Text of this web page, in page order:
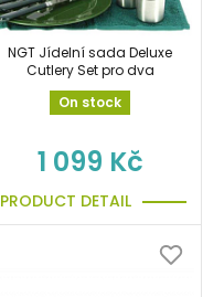
NGT Jídelní sada Deluxe
Cutlery Set pro dva
On stock
1 099 Kč
PRODUCT DETAIL